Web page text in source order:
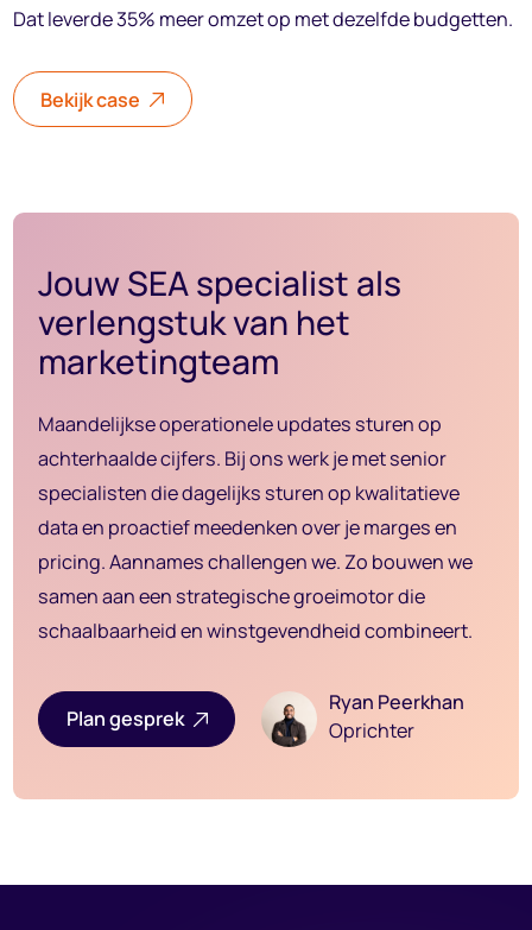
Dat leverde 35% meer omzet op met dezelfde budgetten.
Bekijk case
Jouw SEA specialist als
verlengstuk van het
marketingteam
Maandelijkse operationele updates sturen op
achterhaalde cijfers. Bij ons werk je met senior
specialisten die dagelijks sturen op kwalitatieve
data en proactief meedenken over je marges en
pricing. Aannames challengen we. Zo bouwen we
samen aan een strategische groeimotor die
schaalbaarheid en winstgevendheid combineert.
Plan gesprek
Ryan Peerkhan
Oprichter